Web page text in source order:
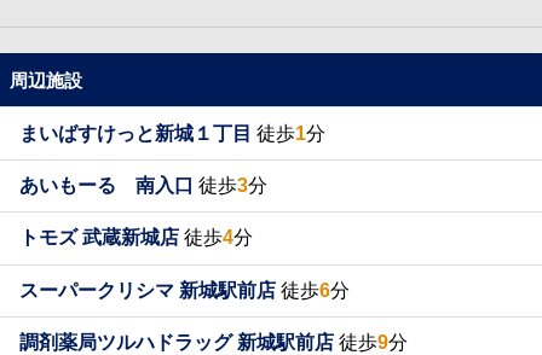
周辺施設
まいばすけっと新城１丁目 徒歩1分
あいもーる 南入口 徒歩3分
トモズ 武蔵新城店 徒歩4分
スーパークリシマ 新城駅前店 徒歩6分
調剤薬局ツルハドラッグ 新城駅前店 徒歩9分